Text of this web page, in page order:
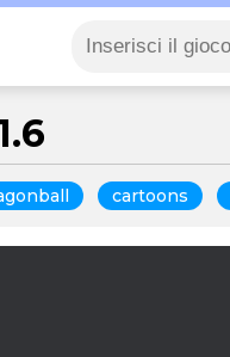
cartoons